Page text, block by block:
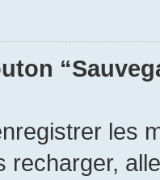
les
recharger,